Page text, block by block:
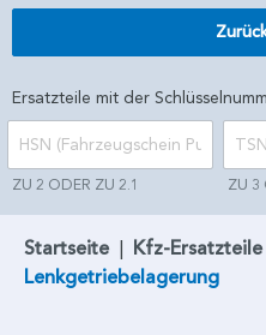
Ersatzteile mit der
ZU 2 ODER ZU 2.1 ZU 3
Startseite | Kfz-Ersatzteile
Lenkgetriebelagerung